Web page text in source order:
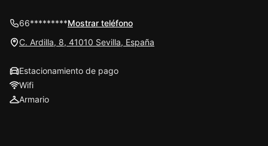
66*********Mostrar teléfono
C. Ardilla, 8, 41010 Sevilla, España
Estacionamiento de pago
Wifi
Armario